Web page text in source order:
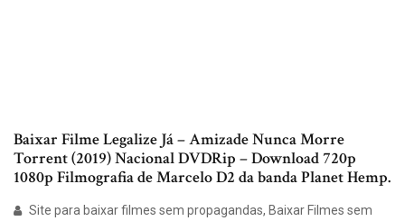
Baixar Filme Legalize Já – Amizade Nunca Morre
Torrent (2019) Nacional DVDRip – Download 720p
1080p Filmografia de Marcelo D2 da banda Planet Hemp.
Site para baixar filmes sem propagandas, Baixar Filmes sem